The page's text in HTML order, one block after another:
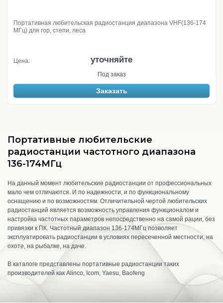
Портативная любительская радиостанция диапазона VHF(136-174
МГц) для гор, степи, леса
Цена: уточняйте
Под заказ
Заказать
Портативные любительские
радиостанции частотного диапазона
136-174МГц
На данный момент любительские радиостанции от профессиональных
мало чем отличаются. И по надежности, и по функциональному
оснащению и по возможностям. Отличительной чертой любительских
радиостанций является возможность управления функционалом и
настройка частотных параметров непосредственно на самой рации, без
привязки к ПК. Частотный диапазон 136-174МГц позволяет
эксплуатировать радиостанции в условиях пересеченной местности, на
охоте, на рыбалке, на даче.
В каталоге представлены портативные радиостанции таких
производителей как Alinco, Icom, Yaesu, Baofeng